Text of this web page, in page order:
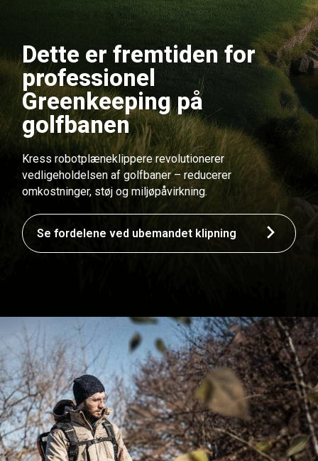
Dette er fremtiden for
professionel
Greenkeeping på
golfbanen
Kress robotplæneklippere revolutionerer
vedligeholdelsen af golfbaner – reducerer
omkostninger, støj og miljøpåvirkning.
Se fordelene ved ubemandet klipning